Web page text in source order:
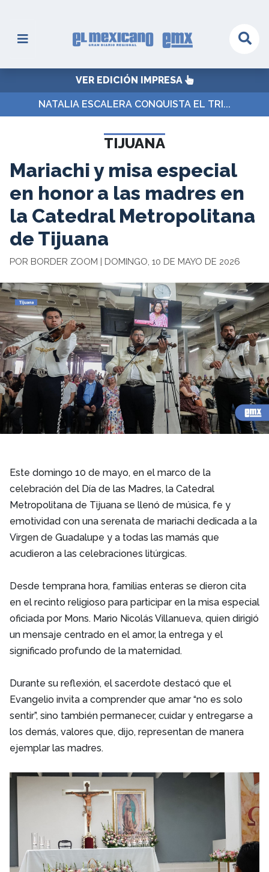
VER EDICIÓN IMPRESA
NATALIA ESCALERA CONQUISTA EL TRI...
TIJUANA
Mariachi y misa especial
en honor a las madres en
la Catedral Metropolitana
de Tijuana
POR BORDER ZOOM | DOMINGO, 10 DE MAYO DE 2026
Este domingo 10 de mayo, en el marco de la
celebración del Día de las Madres, la Catedral
Metropolitana de Tijuana se llenó de música, fe y
emotividad con una serenata de mariachi dedicada a la
Virgen de Guadalupe y a todas las mamás que
acudieron a las celebraciones litúrgicas.
Desde temprana hora, familias enteras se dieron cita
en el recinto religioso para participar en la misa especial
oficiada por Mons. Mario Nicolás Villanueva, quien dirigió
un mensaje centrado en el amor, la entrega y el
significado profundo de la maternidad.
Durante su reflexión, el sacerdote destacó que el
Evangelio invita a comprender que amar “no es solo
sentir”, sino también permanecer, cuidar y entregarse a
los demás, valores que, dijo, representan de manera
ejemplar las madres.